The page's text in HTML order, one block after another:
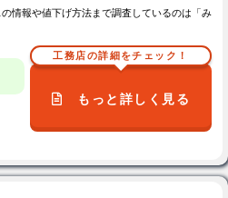
情報や値下げ方法まで調査しているのは「み
工務店の詳細をチェック！
もっと詳しく見る